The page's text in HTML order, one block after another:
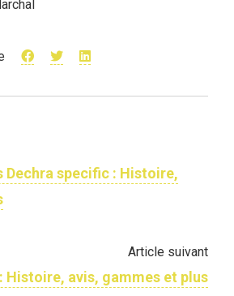
specific : Histoire,
Article suivant
Histoire, avis, gammes et plus